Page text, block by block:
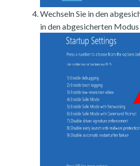
Wechseln Sie in den
in den abgesicherten